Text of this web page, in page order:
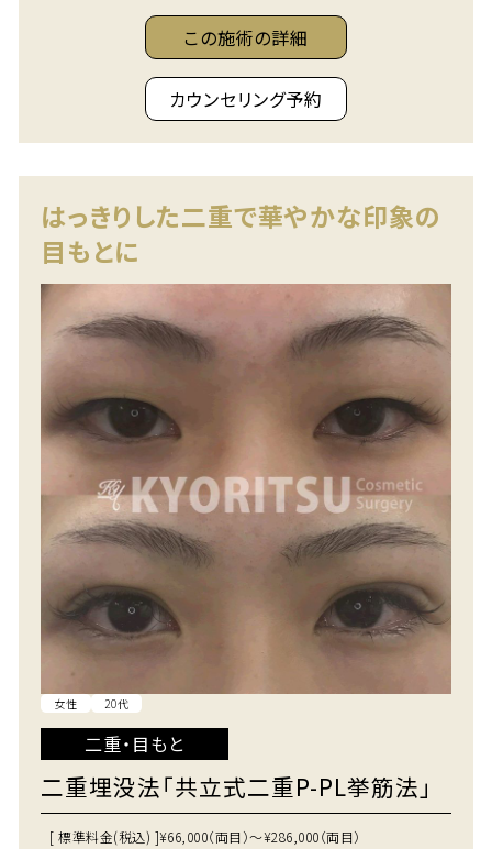
この施術の詳細
カウンセリング予約
はっきりした二重で華やかな印象の
目もとに
女性 20代
二重・目もと
二重埋没法「共立式二重P-PL挙筋法」
[ 標準料金(税込) ]¥66,000（両目）～¥286,000（両目）